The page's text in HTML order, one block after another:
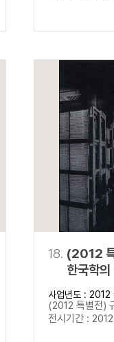
18. (2012
한국학의
사업년도 : 2012
(2012 특별전)
전시기간 :